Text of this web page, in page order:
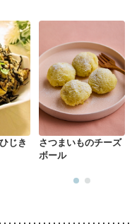
じき
さつまいものチーズ
ボール